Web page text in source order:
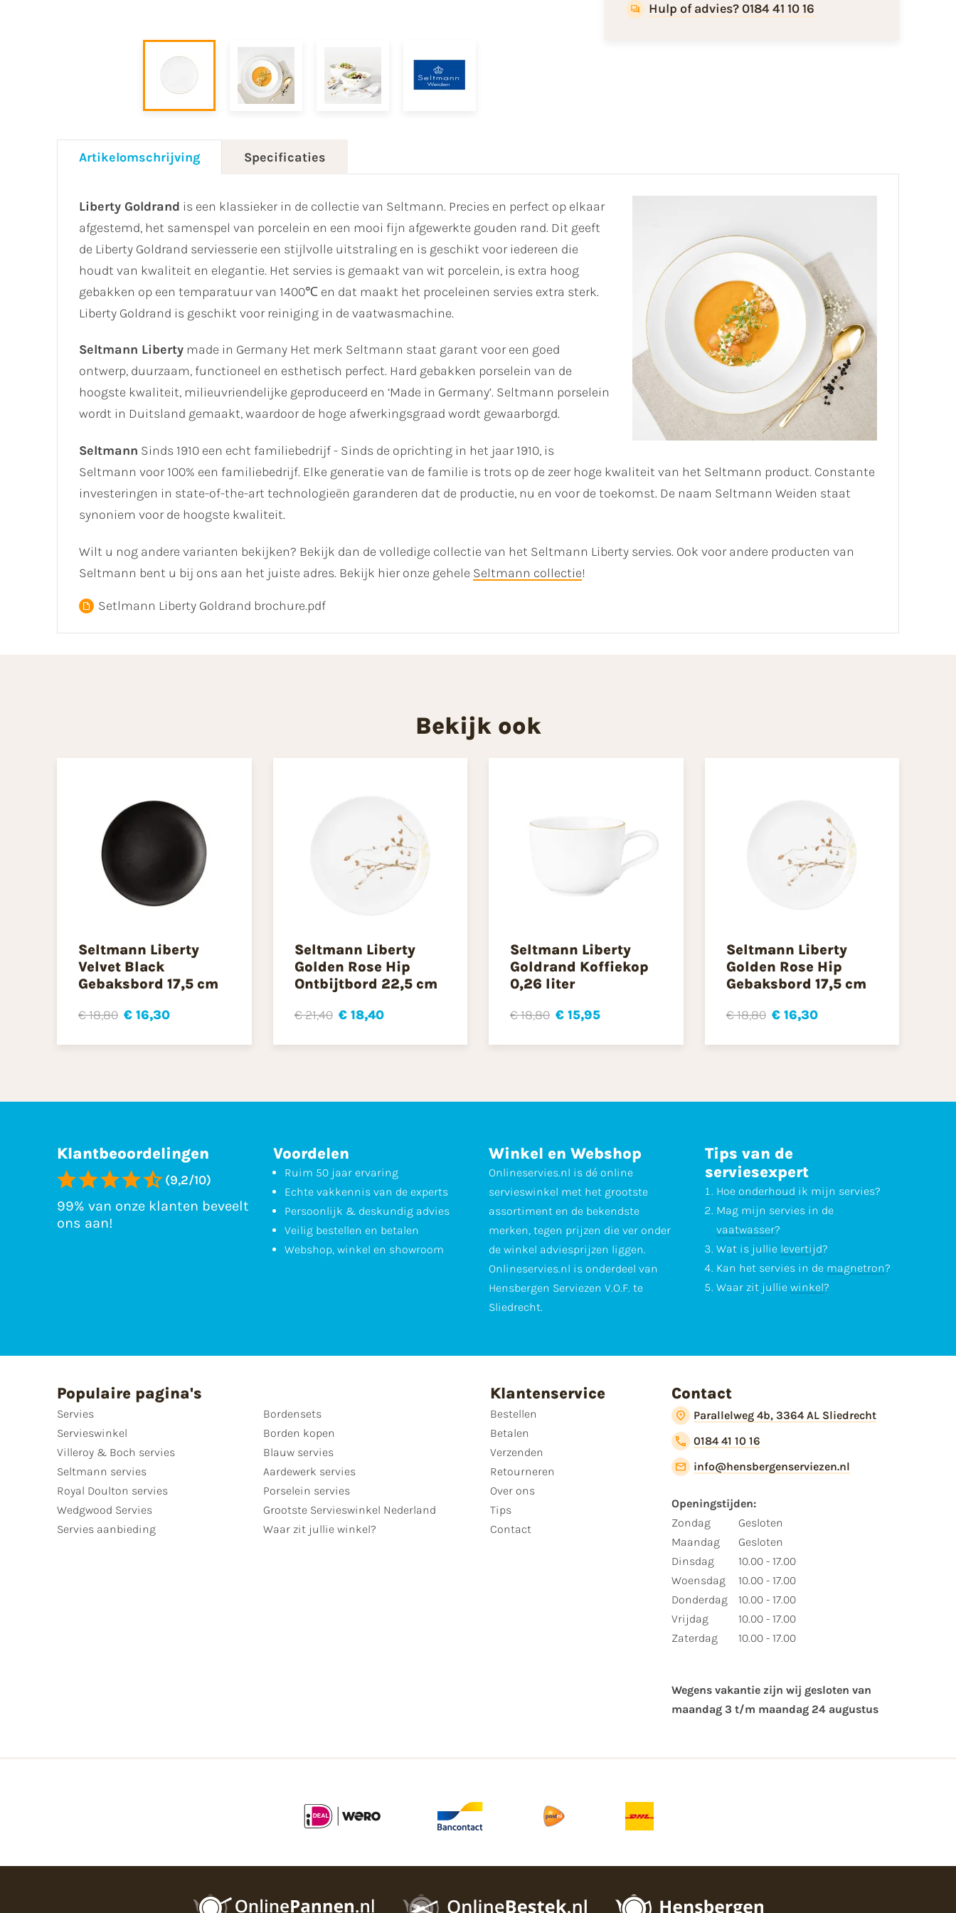
Hulp of advies? 0184 41 10 16
Artikelomschrijving Specificaties
Liberty Goldrand is een klassieker in de collectie van Seltmann. Precies en perfect op elkaar
afgestemd, het samenspel van porcelein en een mooi fijn afgewerkte gouden rand. Dit geeft
de Liberty Goldrand serviesserie een stijlvolle uitstraling en is geschikt voor iedereen die
houdt van kwaliteit en elegantie. Het servies is gemaakt van wit porcelein, is extra hoog
gebakken op een temparatuur van 1400℃ en dat maakt het proceleinen servies extra sterk.
Liberty Goldrand is geschikt voor reiniging in de vaatwasmachine.
Seltmann Liberty made in Germany Het merk Seltmann staat garant voor een goed
ontwerp, duurzaam, functioneel en esthetisch perfect. Hard gebakken porselein van de
hoogste kwaliteit, milieuvriendelijke geproduceerd en ‘Made in Germany’. Seltmann porselein
wordt in Duitsland gemaakt, waardoor de hoge afwerkingsgraad wordt gewaarborgd.
Seltmann Sinds 1910 een echt familiebedrijf - Sinds de oprichting in het jaar 1910, is
Seltmann voor 100% een familiebedrijf. Elke generatie van de familie is trots op de zeer hoge kwaliteit van het Seltmann product. Constante
investeringen in state-of-the-art technologieën garanderen dat de productie, nu en voor de toekomst. De naam Seltmann Weiden staat
synoniem voor de hoogste kwaliteit.
Wilt u nog andere varianten bekijken? Bekijk dan de volledige collectie van het Seltmann Liberty servies. Ook voor andere producten van
Seltmann bent u bij ons aan het juiste adres. Bekijk hier onze gehele Seltmann collectie!
Setlmann Liberty Goldrand brochure.pdf
Bekijk ook
Seltmann Liberty
Velvet Black
Gebaksbord 17,5 cm
€ 18,80 € 16,30
Seltmann Liberty
Golden Rose Hip
Ontbijtbord 22,5 cm
€ 21,40 € 18,40
Seltmann Liberty
Goldrand Koffiekop
0,26 liter
€ 18,80 € 15,95
Seltmann Liberty
Golden Rose Hip
Gebaksbord 17,5 cm
€ 18,80 € 16,30
Klantbeoordelingen
(9,2/10)
99% van onze klanten beveelt
ons aan!
Voordelen
Ruim 50 jaar ervaring
Echte vakkennis van de experts
Persoonlijk & deskundig advies
Veilig bestellen en betalen
Webshop, winkel en showroom
Winkel en Webshop
Onlineservies.nl is dé online
servieswinkel met het grootste
assortiment en de bekendste
merken, tegen prijzen die ver onder
de winkel adviesprijzen liggen.
Onlineservies.nl is onderdeel van
Hensbergen Serviezen V.O.F. te
Sliedrecht.
Tips van de
serviesexpert
Hoe onderhoud ik mijn servies?
Mag mijn servies in de
vaatwasser?
Wat is jullie levertijd?
Kan het servies in de magnetron?
Waar zit jullie winkel?
Populaire pagina's
Servies
Servieswinkel
Villeroy & Boch servies
Seltmann servies
Royal Doulton servies
Wedgwood Servies
Servies aanbieding
Bordensets
Borden kopen
Blauw servies
Aardewerk servies
Porselein servies
Grootste Servieswinkel Nederland
Waar zit jullie winkel?
Klantenservice
Bestellen
Betalen
Verzenden
Retourneren
Over ons
Tips
Contact
Contact
Parallelweg 4b, 3364 AL Sliedrecht
0184 41 10 16
info@hensbergenserviezen.nl
Openingstijden:
Zondag
Maandag
Dinsdag
Woensdag
Donderdag
Vrijdag
Zaterdag
Gesloten
Gesloten
10.00 - 17.00
10.00 - 17.00
10.00 - 17.00
10.00 - 17.00
10.00 - 17.00
Wegens vakantie zijn wij gesloten van ​
maandag 3 t/m maandag 24 augustus